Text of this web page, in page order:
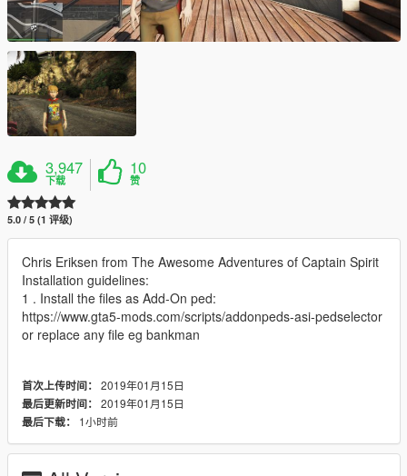
3,947
下载
10
赞
5.0 / 5 (1 评级)
Chris Eriksen from The Awesome Adventures of Captain Spirit
Installation guidelines:
1 . Install the files as Add-On ped:
https://www.gta5-mods.com/scripts/addonpeds-asi-pedselector
or replace any file eg bankman
首次上传时间： 2019年01月15日
最后更新时间： 2019年01月15日
最后下载：
1小时前